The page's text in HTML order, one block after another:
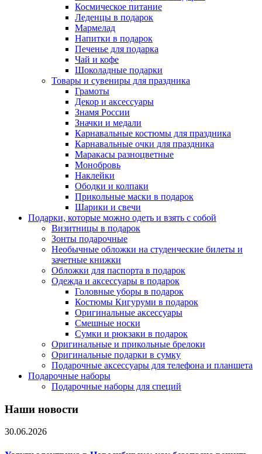
Космическое питание
Леденцы в подарок
Мармелад
Напитки в подарок
Печенье для подарка
Чай и кофе
Шоколадные подарки
Товары и сувениры для праздника
Грамоты
Декор и аксессуары
Знамя России
Значки и медали
Карнавальные костюмы для праздника
Карнавальные очки для праздника
Маракасы разноцветные
Монобровь
Наклейки
Ободки и колпаки
Прикольные маски в подарок
Шарики и свечи
Подарки, которые можно одеть и взять с собой
Визитницы в подарок
Зонты подарочные
Необычные обложки на студенческие билеты и
зачетные книжки
Обложки для паспорта в подарок
Одежда и аксессуары в подарок
Головные уборы в подарок
Костюмы Кигуруми в подарок
Оригинальные аксессуары
Смешные носки
Сумки и рюкзаки в подарок
Оригинальные и прикольные брелоки
Оригинальные подарки в сумку
Подарочные аксессуары для телефона и планшета
Подарочные наборы
Подарочные наборы для специй
Наши новости
30.06.2026